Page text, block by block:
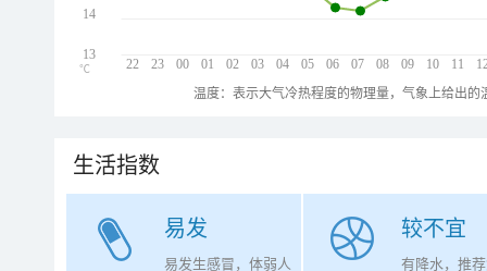
22 23 00 01 02 03 04 05 06 07 08 09 10 11
14
13
℃
温度：表示大气冷热程度的物理量，气象上给出
生活指数
易发
易发生感冒，体弱人
较不宜
有降水，推